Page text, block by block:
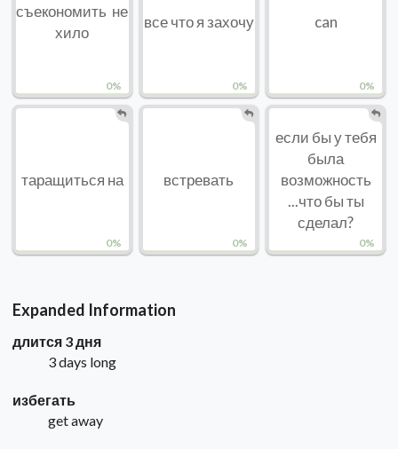
0%
съекономить не
хило
0%
все что я захочу
0%
can
0%
таращиться на
0%
встревать
0%
если бы у тебя
была
возможность
...что бы ты
сделал?
Expanded Information
длится 3 дня
3 days long
избегать
get away